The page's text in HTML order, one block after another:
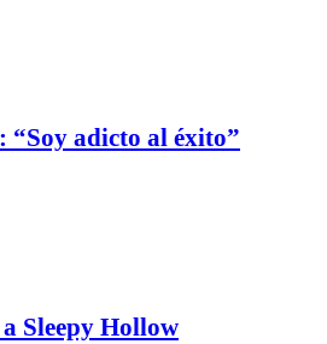
adicto al éxito”
Sleepy Hollow